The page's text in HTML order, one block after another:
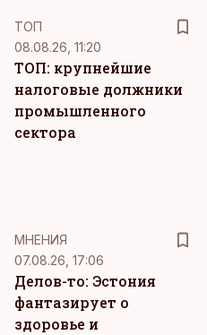
ТОП
08.08.26, 11:20
ТОП: крупнейшие
налоговые должники
промышленного
сектора
MНЕНИЯ
07.08.26, 17:06
Делов-то: Эстония
фантазирует о
здоровье и